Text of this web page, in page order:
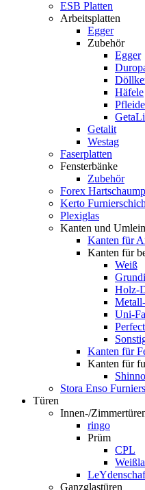
ESB Platten
Arbeitsplatten
Egger
Zubehör
Egger
Häfele
Getalit
Westag
Faserplatten
Fensterbänke
Zubehör
Forex
Kerto
Plexiglas
Kanten und
Kanten für
Kanten für
Weiß
Holz-
Uni-
Kanten für
Kanten für
Stora Enso
Türen
Innen-/
ringo
Prüm
CPL
Ganzglastüren